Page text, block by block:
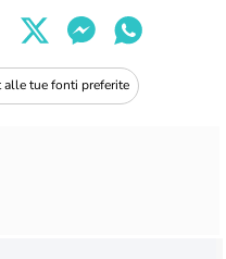
tue fonti preferite